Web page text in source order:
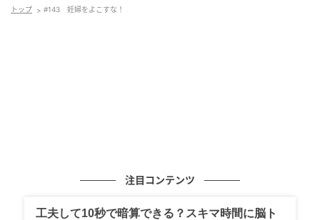
トップ #143 妊婦をよこすな！
注目コンテンツ
工夫して10秒で暗算できる？スキマ時間に脳ト